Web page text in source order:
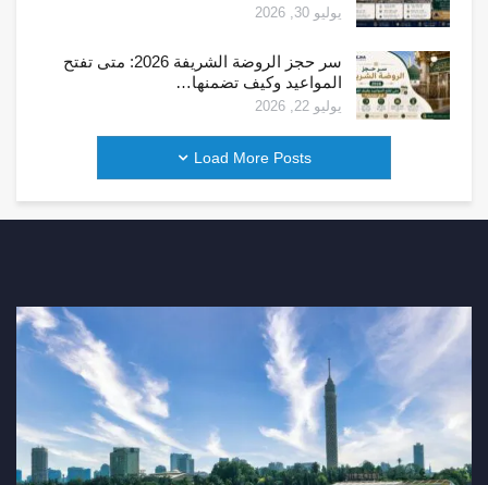
يوليو 30, 2026
سر حجز الروضة الشريفة 2026: متى تفتح
المواعيد وكيف تضمنها…
يوليو 22, 2026
Load More Posts